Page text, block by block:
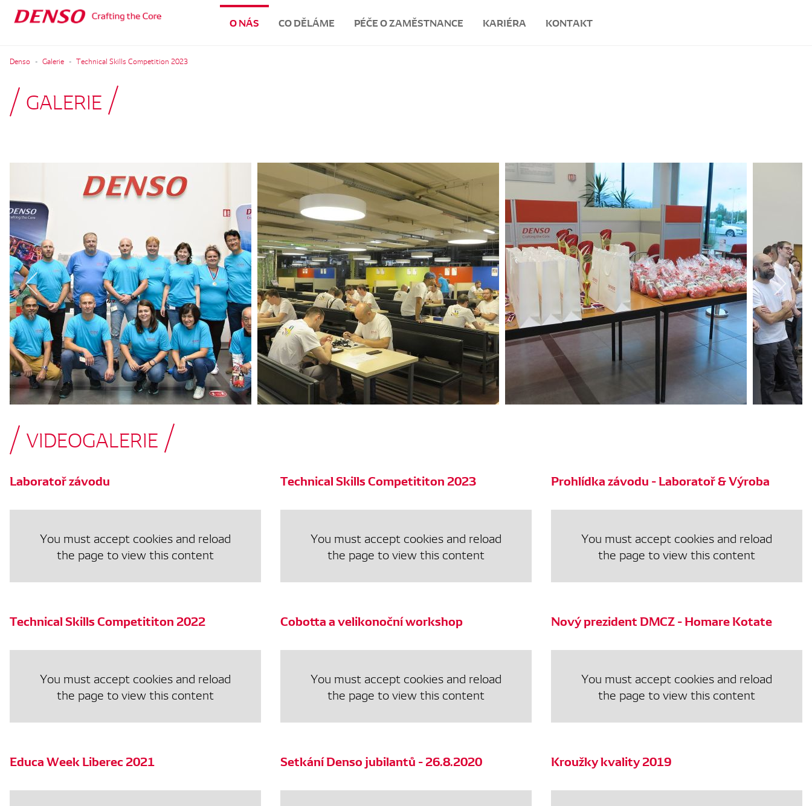
O NÁS CO DĚLÁME PÉČE O ZAMĚSTNANCE KARIÉRA KONTAKT
Denso Galerie Technical Skills Competition 2023
GALERIE
VIDEOGALERIE
Laboratoř závodu
You must accept cookies and reload
the page to view this content
Technical Skills Competititon 2023
You must accept cookies and reload
the page to view this content
Prohlídka závodu - Laboratoř & Výroba
You must accept cookies and reload
the page to view this content
Technical Skills Competititon 2022
You must accept cookies and reload
the page to view this content
Cobotta a velikonoční workshop
You must accept cookies and reload
the page to view this content
Nový prezident DMCZ - Homare Kotate
You must accept cookies and reload
the page to view this content
Educa Week Liberec 2021 Setkání Denso jubilantů - 26.8.2020 Kroužky kvality 2019